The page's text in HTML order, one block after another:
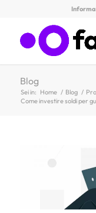
Blog
Sei in: Home / Blog /
Come investire soldi per